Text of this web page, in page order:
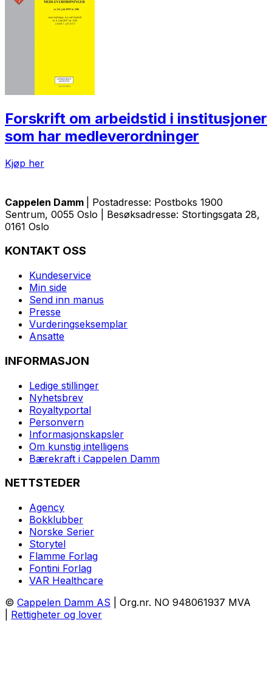
Forskrift om arbeidstid i institusjoner
som har medleverordninger
Kjøp her
Cappelen Damm
| Postadresse: Postboks 1900
Sentrum, 0055 Oslo | Besøksadresse: Stortingsgata 28,
0161 Oslo
KONTAKT OSS
Kundeservice
Min side
Send inn manus
Presse
Vurderingseksemplar
Ansatte
INFORMASJON
Ledige stillinger
Nyhetsbrev
Royaltyportal
Personvern
Informasjonskapsler
Om kunstig intelligens
Bærekraft i Cappelen Damm
NETTSTEDER
Agency
Bokklubber
Norske Serier
Storytel
Flamme Forlag
Fontini Forlag
VAR Healthcare
© Cappelen Damm AS | Org.nr. NO 948061937 MVA
Rettigheter og lover